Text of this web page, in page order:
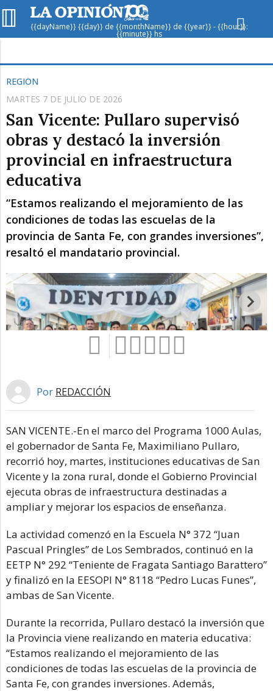
{{dayName}} {{day}} de {{monthName}} de {{year}} - {{hour}}:
{{minute}} hs
Humedad
Presión
Lun Mar
REGIÓN
MARTES 7 DE JULIO DE 2026
San Vicente: Pullaro supervisó
obras y destacó la inversión
provincial en infraestructura
educativa
“Estamos realizando el mejoramiento de las
condiciones de todas las escuelas de la
provincia de Santa Fe, con grandes inversiones”,
resaltó el mandatario provincial.
Un momento de la visita del gobernador
Pullaro.
Crédito: Prensa Municipalidad
Foto 1 de 2
Por REDACCIÓN
SAN VICENTE.-En el marco del Programa 1000 Aulas,
el gobernador de Santa Fe, Maximiliano Pullaro,
recorrió hoy, martes, instituciones educativas de San
Vicente y la zona rural, donde el Gobierno Provincial
ejecuta obras de infraestructura destinadas a
ampliar y mejorar los espacios de enseñanza.
La actividad comenzó en la Escuela N° 372 “Juan
Pascual Pringles” de Los Sembrados, continuó en la
EETP N° 292 “Teniente de Fragata Santiago Barattero”
y finalizó en la EESOPI N° 8118 “Pedro Lucas Funes”,
ambas de San Vicente.
Durante la recorrida, Pullaro destacó la inversión que
la Provincia viene realizando en materia educativa:
“Estamos realizando el mejoramiento de las
condiciones de todas las escuelas de la provincia de
Santa Fe, con grandes inversiones. Además,